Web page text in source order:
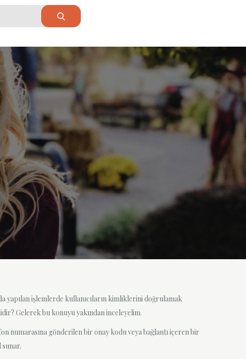
işlemlerde kullanıcıların kimliklerini doğrulamak
Gelerek bu konuyu yakından inceleyelim.
numarasına gönderilen bir onay kodu veya bağlantı içeren bir
sunar.